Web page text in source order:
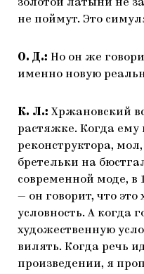
золотой латыни не
не поймут. Это
О. Д.: Но он же
именно новую
К. Л.: Хржановский
растяжке. Когда ему
реконструктора,
бретельки на
современной моде, в
— он говорит, что
условность. А когда
художественную
вилять. Когда речь
произведении, я